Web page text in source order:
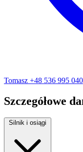
Tomasz +48 536 995 040
Szczegółowe
Silnik i osiągi